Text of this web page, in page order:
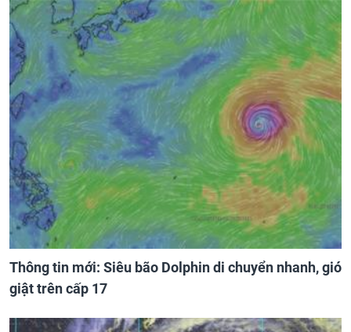
Thông tin mới: Siêu bão Dolphin di chuyển nhanh, gió
giật trên cấp 17